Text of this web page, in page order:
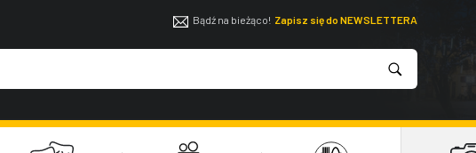
Bądź na bieżąco! Zapisz się do NEWSLETTERA